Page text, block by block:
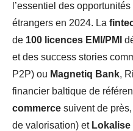
l’essentiel des
étrangers en 2024. La
de 100 licences EMI/PMI
et des success stories
P2P) ou Magnetiq Bank,
financier baltique de
commerce suivent de
de valorisation) et Lokalise